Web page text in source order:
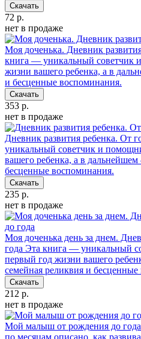
Скачать
72 р.
нет в продаже
Моя доченька. Дневник
книга — уникальный советчик
жизни вашего ребенка, а в
и бесценные воспоминания.
Скачать
353 р.
нет в продаже
Дневник развития ребенка. От
уникальный советчик и
вашего ребенка, а в
бесценные воспоминания.
Скачать
235 р.
нет в продаже
Моя доченька день за днем.
года Эта книга — уникальный
первый год жизни вашего
семейная реликвия и
Скачать
212 р.
нет в продаже
Мой малыш от рождения до
по месяцам описано, как